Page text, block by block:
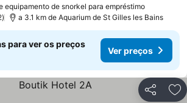
equipamento de snorkel para empréstimo
a 3.1 km de Aquarium de St Gilles les Bains
para ver os preços
Ver preços
Partilhar